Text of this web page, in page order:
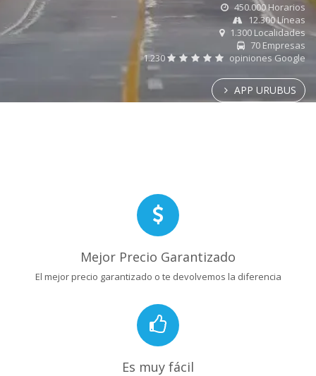
450.000 Horarios
12.300 Líneas
1.300 Localidades
70 Empresas
1.230
opiniones Google
APP URUBUS
Mejor Precio Garantizado
El mejor precio garantizado o te devolvemos la diferencia
Es muy fácil